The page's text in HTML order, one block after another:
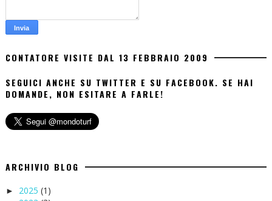
CONTATORE VISITE DAL 13 FEBBRAIO 2009
SEGUICI ANCHE SU TWITTER E SU FACEBOOK. SE HAI
DOMANDE, NON ESITARE A FARLE!
ARCHIVIO BLOG
► 2025 (1)